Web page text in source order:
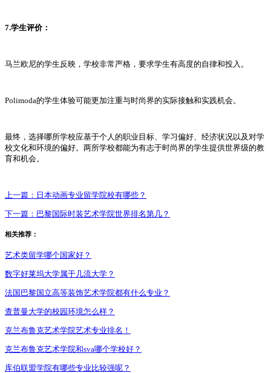
7.学生评价：
马兰欧尼的学生反映，学校非常严格，要求学生有高度的自律和投入。
Polimoda的学生体验可能更加注重与时尚界的实际接触和实践机会。
最终，选择哪所学校应基于个人的职业目标、学习偏好、经济状况以及对学
校文化和环境的偏好。两所学校都能为有志于时尚界的学生提供世界级的教
育和机会。
上一篇： 日本动画专业留学院校有哪些？
下一篇： 巴黎国际时装艺术学院世界排名第几？
相关推荐：
艺术类留学哪个国家好？
数字好莱坞大学属于几流大学？
法国巴黎国立高等装饰艺术学院都有什么专业？
查普曼大学的校园环境怎么样？
克兰布鲁克艺术学院艺术专业排名！
克兰布鲁克艺术学院和sva哪个学校好？
库伯联盟学院有哪些专业比较强呢？